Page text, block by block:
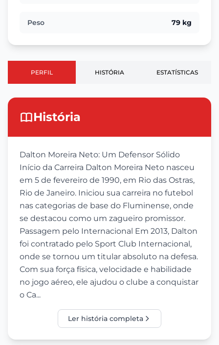
Peso 79 kg
PERFIL HISTÓRIA ESTATÍSTICAS
História
Dalton Moreira Neto: Um Defensor Sólido
Início da Carreira Dalton Moreira Neto nasceu
em 5 de fevereiro de 1990, em Rio das Ostras,
Rio de Janeiro. Iniciou sua carreira no futebol
nas categorias de base do Fluminense, onde
se destacou como um zagueiro promissor.
Passagem pelo Internacional Em 2013, Dalton
foi contratado pelo Sport Club Internacional,
onde se tornou um titular absoluto na defesa.
Com sua força física, velocidade e habilidade
no jogo aéreo, ele ajudou o clube a conquistar
o Ca...
Ler história completa